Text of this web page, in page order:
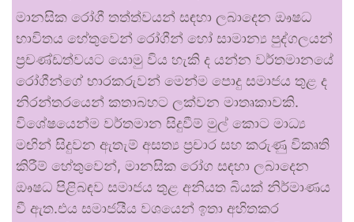
මානසික රෝගී තත්ත්වයන් සඳහා ලබාදෙන ඖෂධ
භාවිතය හේතුවෙන් රෝගීන් හෝ සාමාන්‍ය පුද්ගලයන්
ප්‍රචණ්ඩත්වයට යොමු විය හැකි ද යන්න වර්තමානයේ
රෝගීන්ගේ භාරකරුවන් මෙන්ම පොදු සමාජය තුළ ද
නිරන්තරයෙන් කතාබහට ලක්වන මාතෘකාවකි.
විශේෂයෙන්ම වර්තමාන සිදුවීම් මුල් කොට මාධ්‍ය
මඟින් සිදුවන ඇතැම් අසත්‍ය ප්‍රචාර සහ කරුණු විකෘති
කිරීම් හේතුවෙන්, මානසික රෝග සඳහා ලබාදෙන
ඖෂධ පිළිබඳව සමාජය තුළ අනියත බියක් නිර්මාණය
වී ඇත.එය සමාජයීය වශයෙන් ඉතා අහිතකර